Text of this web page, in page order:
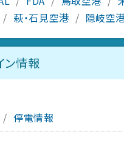
/ 萩・石見空港 / 隠岐空
ン情報
/ 停電情報